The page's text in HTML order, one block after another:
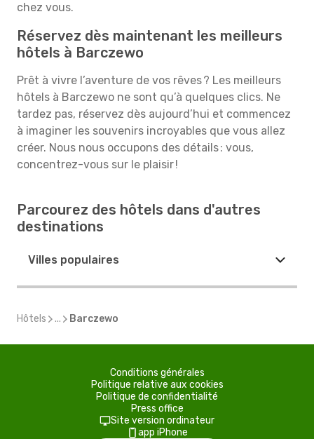
chez vous.
Réservez dès maintenant les meilleurs
hôtels à Barczewo
Prêt à vivre l’aventure de vos rêves ? Les meilleurs
hôtels à Barczewo ne sont qu’à quelques clics. Ne
tardez pas, réservez dès aujourd’hui et commencez
à imaginer les souvenirs incroyables que vous allez
créer. Nous nous occupons des détails : vous,
concentrez-vous sur le plaisir !
Parcourez des hôtels dans d'autres
destinations
Villes populaires
Hôtels ... Barczewo
Conditions générales
Politique relative aux cookies
Politique de confidentialité
Press office
Site version ordinateur
app iPhone